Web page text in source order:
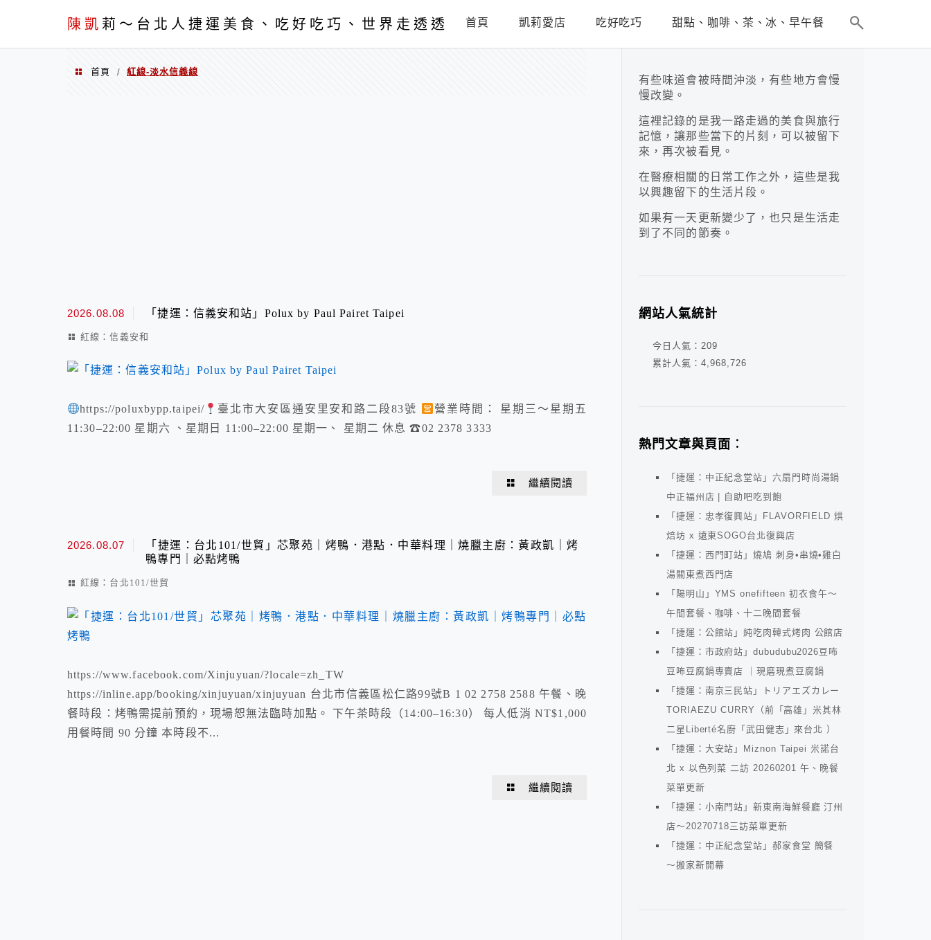
陳凱 莉～台北人捷運美食、吃好吃巧、世界走透透 首頁 凱莉愛店 吃好吃巧 甜點、咖啡、茶、冰、早午餐
首頁 / 紅線-淡水信義線
2026.08.08 「捷運：信義安和站」Polux by Paul Pairet Taipei
紅線：信義安和
https://poluxbypp.taipei/ 臺北市大安區通安里安和路二段83號
營業時間： 星期三～星期五
11:30–22:00 星期六 、星期日 11:00–22:00 星期一、 星期二 休息 ☎02 2378 3333
繼續閱讀
2026.08.07
「捷運：台北101/世貿」芯聚苑｜烤鴨．港點．中華料理｜燒臘主廚：黃政凱｜烤
鴨專門｜必點烤鴨
紅線：台北101/世貿
https://www.facebook.com/Xinjuyuan/?locale=zh_TW
https://inline.app/booking/xinjuyuan/xinjuyuan 台北市信義區松仁路99號B 1 02 2758 2588 午餐、晚
餐時段：烤鴨需提前預約，現場恕無法臨時加點。 下午茶時段（14:00–16:30） 每人低消 NT$1,000
用餐時間 90 分鐘 本時段不...
繼續閱讀
有些味道會被時間沖淡，有些地方會慢
慢改變。
這裡記錄的是我一路走過的美食與旅行
記憶，讓那些當下的片刻，可以被留下
來，再次被看見。
在醫療相關的日常工作之外，這些是我
以興趣留下的生活片段。
如果有一天更新變少了，也只是生活走
到了不同的節奏。
網站人氣統計
今日人氣： 209
累計人氣： 4,968,726
熱門文章與頁面︰
「捷運：中正紀念堂站」六扇門時尚湯鍋
中正福州店 | 自助吧吃到飽
「捷運：忠孝復興站」FLAVORFIELD 烘
焙坊 x 遠東SOGO台北復興店
「捷運：西門町站」燒鳩 刺身•串燒•雞白
湯關東煮西門店
「陽明山」YMS onefifteen 初衣食午～
午間套餐、咖啡、十二晚間套餐
「捷運：公館站」純吃肉韓式烤肉 公館店
「捷運：市政府站」dubudubu2026豆咘
豆咘豆腐鍋專賣店 ｜現磨現煮豆腐鍋
「捷運：南京三民站」トリアエズカレー
TORIAEZU CURRY（前「高雄」米其林
二星Liberté名廚「武田健志」來台北 ）
「捷運：大安站」Miznon Taipei 米諾台
北 x 以色列菜 二訪 20260201 午、晚餐
菜單更新
「捷運：小南門站」新東南海鮮餐廳 汀州
店～20270718三訪菜單更新
「捷運：中正紀念堂站」郝家食堂 簡餐
～搬家新開幕